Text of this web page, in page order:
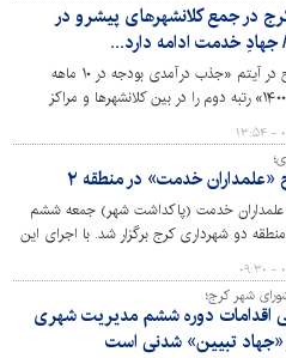
در جمع کلانشهرهای پیشرو در
جهادِ خدمت ادامه دارد...
شهرداری کرج در آیتم «جذب درآمدی بودجه در ۱۰ ماهه
نخست سال ۱۴۰۰» رتبه دوم را در بین کلانشهرها و مراکز
نصیب خود ساخته که با در نظر گرفتن شرایط
و مشکلات شهرداری‌ها در درآمدزایی و
می‌توان بر جهادی و حائز اهمیت بودنِ
صحه گذاشت و نوید سالیِ پررونق برای شهر
خدمت» در منطقه ۲
خدمت (پاکداشت شهر) جمعه ششم
دو شهرداری کرج برگزار شد. با اجرای این
ترافیکی، رفت‌وروب، فضای سبز، درمانی،
اطعام نیازمندان با تقدیم بسته‌های معیشتی
است؛ گروه‌های جهادی به‌صورت ویژه در طرح
حضور داشتند.
شهر کرج؛
اقدامات دوره ششم مدیریت شهری
«جهاد تبیین» شدنی است